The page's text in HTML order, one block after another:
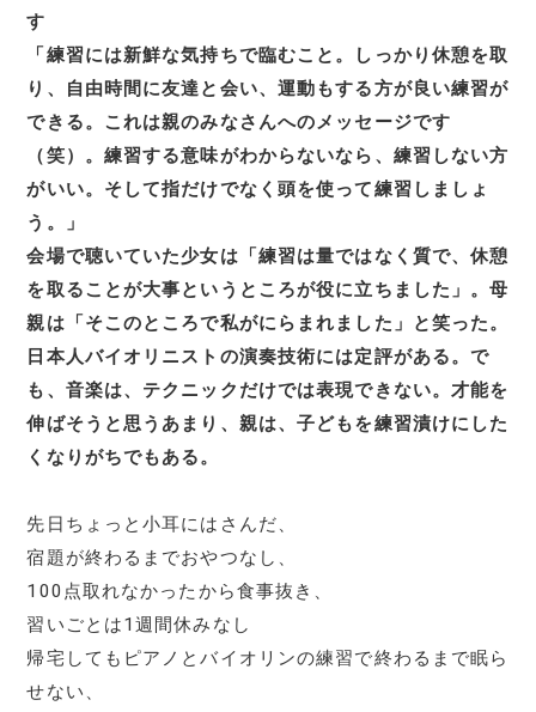
す
「練習には新鮮な気持ちで臨むこと。しっかり休憩を取
り、自由時間に友達と会い、運動もする方が良い練習が
できる。これは親のみなさんへのメッセージです
（笑）。練習する意味がわからないなら、練習しない方
がいい。そして指だけでなく頭を使って練習しましょ
う。」
会場で聴いていた少女は「練習は量ではなく質で、休憩
を取ることが大事というところが役に立ちました」。母
親は「そこのところで私がにらまれました」と笑った。
日本人バイオリニストの演奏技術には定評がある。で
も、音楽は、テクニックだけでは表現できない。才能を
伸ばそうと思うあまり、親は、子どもを練習漬けにした
くなりがちでもある。
先日ちょっと小耳にはさんだ、
宿題が終わるまでおやつなし、
100点取れなかったから食事抜き、
習いごとは1週間休みなし
帰宅してもピアノとバイオリンの練習で終わるまで眠ら
せない、